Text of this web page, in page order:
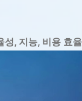
, 지능, 비용 효